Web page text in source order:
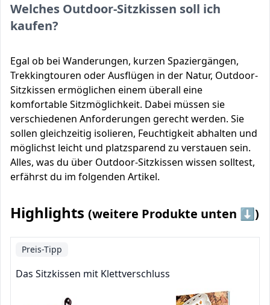
Welches Outdoor-Sitzkissen soll ich
kaufen?
Egal ob bei Wanderungen, kurzen Spaziergängen,
Trekkingtouren oder Ausflügen in der Natur, Outdoor-
Sitzkissen ermöglichen einem überall eine
komfortable Sitzmöglichkeit. Dabei müssen sie
verschiedenen Anforderungen gerecht werden. Sie
sollen gleichzeitig isolieren, Feuchtigkeit abhalten und
möglichst leicht und platzsparend zu verstauen sein.
Alles, was du über Outdoor-Sitzkissen wissen solltest,
erfährst du im folgenden Artikel.
Highlights (weitere Produkte unten ⬇️)
Preis-Tipp
Das Sitzkissen mit Klettverschluss